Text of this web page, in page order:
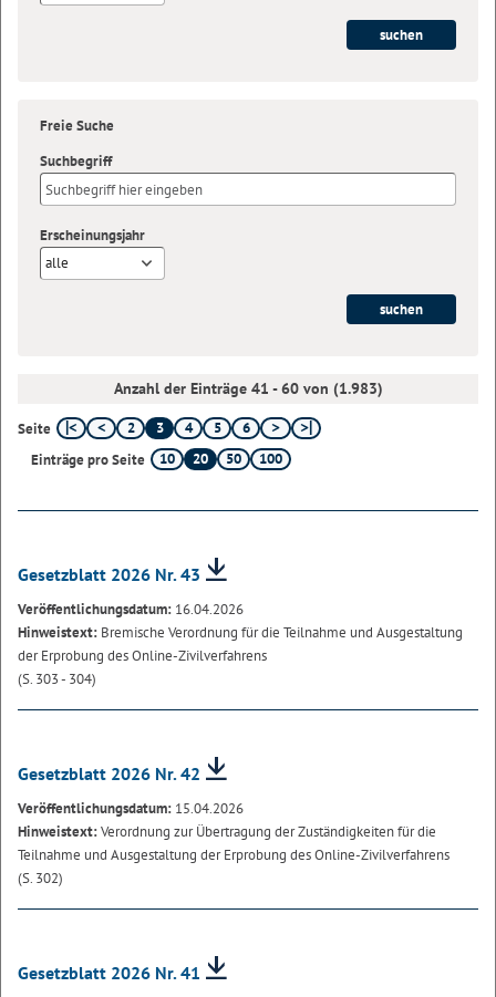
Freie Suche
Suchbegriff
Erscheinungsjahr
alle
Anzahl der Einträge 41 - 60 von (1.983)
Seite 2 3 4 5
6
Einträge pro Seite
10 20 50 100
Gesetzblatt 2026 Nr. 43
Veröffentlichungsdatum: 16.04.2026
Hinweistext: Bremische Verordnung für die Teilnahme und Ausgestaltung
der Erprobung des Online-Zivilverfahrens
(S. 303 - 304)
Gesetzblatt 2026 Nr. 42
Veröffentlichungsdatum: 15.04.2026
Hinweistext:Verordnung zur Übertragung der Zuständigkeiten für die
Teilnahme und Ausgestaltung der Erprobung des Online-Zivilverfahrens
(S. 302)
Gesetzblatt 2026 Nr. 41